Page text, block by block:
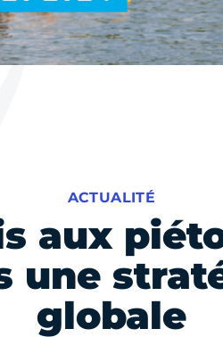
aux
une
globale
ACTUALITÉ